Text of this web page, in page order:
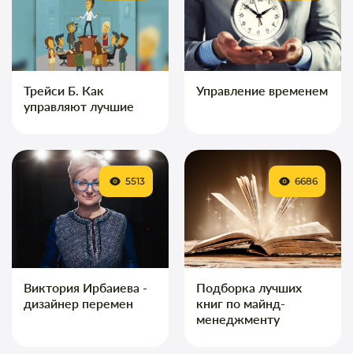
Трейси Б. Как
управляют лучшие
Управление временем
Виктория Ирбаиева -
дизайнер перемен
5513
Подборка лучших
книг по майнд-
менеджменту
6686